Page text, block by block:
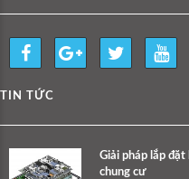
TIN TỨC
Giải pháp lắp đặt
chung cư